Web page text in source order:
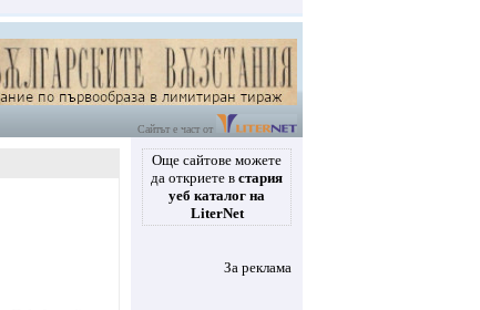
Сайтът е част от
Още сайтове можете
да откриете в стария
уеб каталог на
LiterNet
За реклама